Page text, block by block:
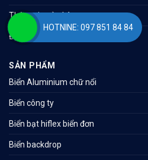
Thông tin cửa hàng
Địa chỉ
SẢN PHẨM
Biển Aluminium chữ nổi
Biển công ty
Biển bạt hiflex biển đơn
Biển backdrop
HOTNINE: 097 851 84 84